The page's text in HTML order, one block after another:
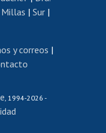
de títulos
Estudiantil
Millas | Sur |
y correos |
, 1994-2026 -